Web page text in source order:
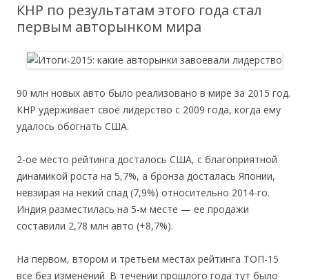
КНР по результатам этого года стал
первым авторынком мира
90 млн новых авто было реализовано в мире за 2015 год.
КНР удерживает своё лидерство с 2009 года, когда ему
удалось обогнать США.
2-ое место рейтинга досталось США, с благоприятной
динамикой роста на 5,7%, а бронза досталась Японии,
невзирая на некий спад (7,9%) относительно 2014-го.
Индия разместилась на 5-м месте — ее продажи
составили 2,78 млн авто (+8,7%).
На первом, втором и третьем местах рейтинга ТОП-15
все без изменений. В течении прошлого года тут было